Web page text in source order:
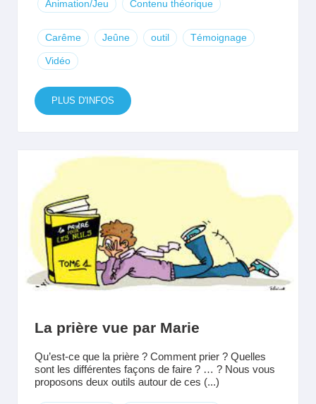
Animation/Jeu Contenu théorique
Carême Jeûne outil Témoignage
Vidéo
PLUS D'INFOS
La prière vue par Marie
Qu’est-ce que la prière ? Comment prier ? Quelles
sont les différentes façons de faire ? … ? Nous vous
proposons deux outils autour de ces (...)